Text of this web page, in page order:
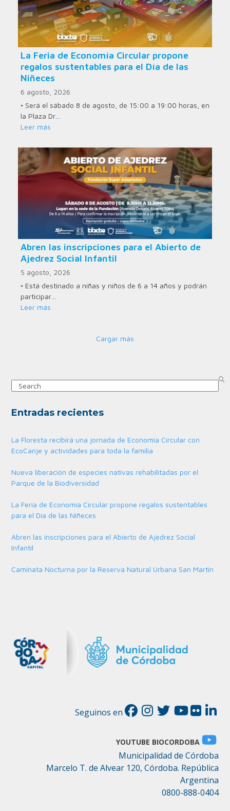
La Feria de Economía Circular propone
regalos sustentables para el Día de las
Niñeces
6 agosto, 2026
• Será el sábado 8 de agosto, de 15:00 a 19:00 horas, en
la Plaza Dr…
Leer más
Abren las inscripciones para el Abierto de
Ajedrez Social Infantil
5 agosto, 2026
• Está destinado a niñas y niños de 6 a 14 años y podrán
participar…
Leer más
Cargar más
Search
Entradas recientes
La Floresta recibirá una jornada de Economía Circular con
EcoCanje y actividades para toda la familia
Nueva liberación de especies nativas rehabilitadas por el
Parque de la Biodiversidad
La Feria de Economía Circular propone regalos sustentables
para el Día de las Niñeces
Abren las inscripciones para el Abierto de Ajedrez Social
Infantil
Caminata Nocturna por la Reserva Natural Urbana San Martín
Seguinos en
YOUTUBE BIOCORDOBA
Municipalidad de Córdoba
Marcelo T. de Alvear 120, Córdoba. República
Argentina
0800-888-0404